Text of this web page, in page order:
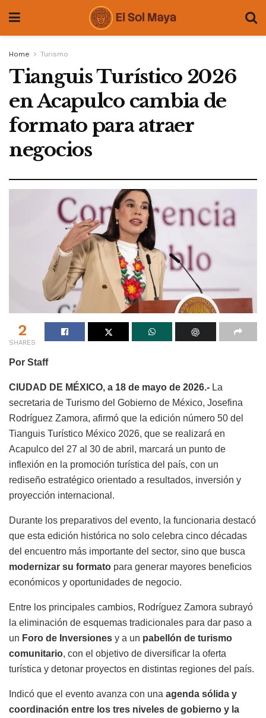
Home Turismo
Tianguis Turístico 2026
en Acapulco cambia de
formato para atraer
negocios
2
SHARES
Por Staff
CIUDAD DE MÉXICO, a 18 de mayo de 2026.- La
secretaria de Turismo del Gobierno de México, Josefina
Rodríguez Zamora, afirmó que la edición número 50 del
Tianguis Turístico México 2026, que se realizará en
Acapulco del 27 al 30 de abril, marcará un punto de
inflexión en la promoción turística del país, con un
rediseño estratégico orientado a resultados, inversión y
proyección internacional.
Durante los preparativos del evento, la funcionaria destacó
que esta edición histórica no solo celebra cinco décadas
del encuentro más importante del sector, sino que busca
modernizar su formato para generar mayores beneficios
económicos y oportunidades de negocio.
Entre los principales cambios, Rodríguez Zamora subrayó
la eliminación de esquemas tradicionales para dar paso a
un Foro de Inversiones y a un pabellón de turismo
comunitario, con el objetivo de diversificar la oferta
turística y detonar proyectos en distintas regiones del país.
Indicó que el evento avanza con una agenda sólida y
coordinación entre los tres niveles de gobierno y la